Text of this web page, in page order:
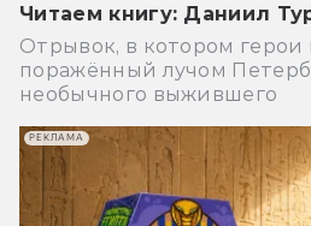
Читаем книгу: Даниил
Отрывок, в котором герои
поражённый лучом
необычного выжившего
РЕКЛАМА